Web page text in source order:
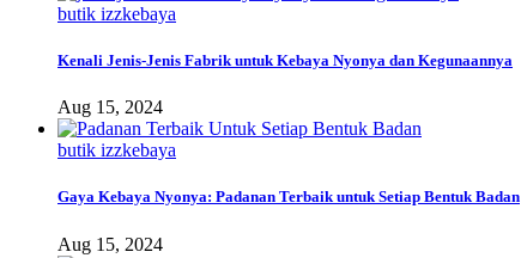
butik izzkebaya
Kenali Jenis-Jenis Fabrik untuk Kebaya Nyonya dan Kegunaannya
Aug 15, 2024
butik izzkebaya
Gaya Kebaya Nyonya: Padanan Terbaik untuk Setiap Bentuk Badan
Aug 15, 2024